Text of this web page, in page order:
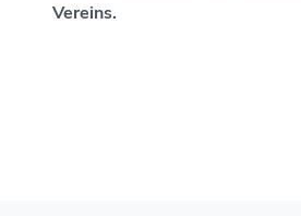
Vereins.